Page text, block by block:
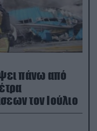
πάνω από
τον Ιούλιο